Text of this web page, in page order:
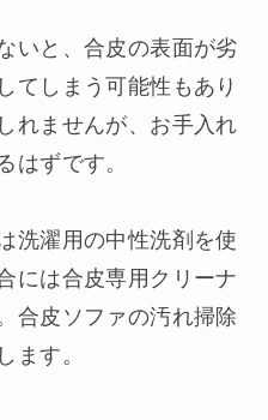
いと、合皮の表面が劣
てしまう可能性もあり
れませんが、お手入れ
はずです。
洗濯用の中性洗剤を使
には合皮専用クリーナ
合皮ソファの汚れ掃除
ます。